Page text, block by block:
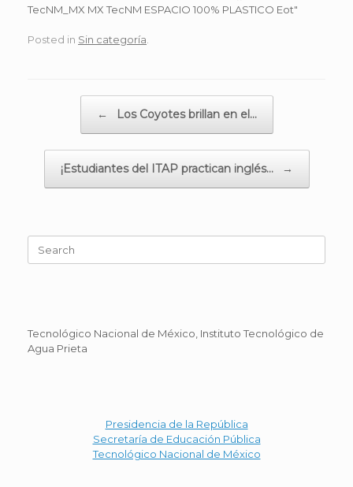
Posted in Sin categoría.
← Los Coyotes brillan en el…
¡Estudiantes del ITAP practican inglés… →
for:
Tecnológico Nacional de México, Instituto Tecnológico de
Agua Prieta
Presidencia de la República
Secretaría de Educación Pública
Tecnológico Nacional de México